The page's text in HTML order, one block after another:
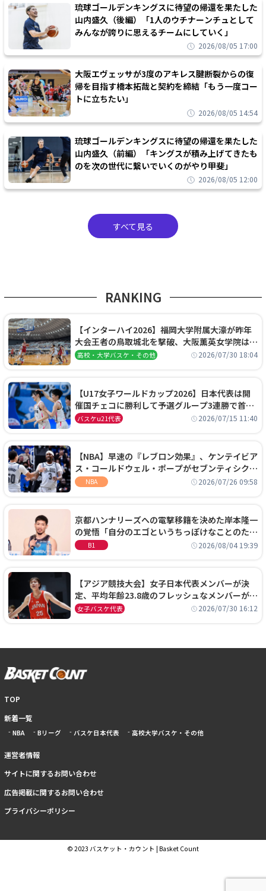
琉球ゴールデンキングスに待望の帰還を果たした
山内盛久（後編）「1人のウチナーンチュとして
みんなが誇りに思えるチームにしていく」
2026/08/05 17:00
大阪エヴェッサが3度のアキレス腱断裂からの復
帰を目指す橋本拓哉と契約を締結「もう一度コー
トに立ちたい」
2026/08/05 14:54
琉球ゴールデンキングスに待望の帰還を果たした
山内盛久（前編）「キングスが積み上げてきたも
のを次の世代に繋いでいくのがやり甲斐」
2026/08/05 12:00
すべて見る
RANKING
【インターハイ2026】福岡大学附属大濠が昨年
大会王者の鳥取城北を撃破、大阪薫英女学院は岐
阜女子に完勝、大会3日目試合結果
高校・大学バスケ・その他 2026/07/30 18:04
【U17女子ワールドカップ2026】日本代表は開
催国チェコに勝利して予選グループ3連勝で首位
通過！準々決勝の相手はエジプトに決定
バスケu21代表 2026/07/15 11:40
【NBA】早速の『レブロン効果』、ケンテイビア
ス・コールドウェル・ポープがセブンティシクサ
ーズに1年契約で加入
NBA 2026/07/26 09:58
京都ハンナリーズへの電撃移籍を決めた岸本隆一
の覚悟「自分のエゴというちっぽけなことのため
に、京都に来たわけではない」
B1 2026/08/04 19:39
【アジア競技大会】女子日本代表メンバーが決
定、平均年齢23.8歳のフレッシュなメンバーが日
本開催の大舞台で頂点を狙う
女子バスケ代表 2026/07/30 16:12
TOP
新着一覧
NBA Bリーグ バスケ日本代表 高校大学バスケ・その他
運営者情報
サイトに関するお問い合わせ
広告掲載に関するお問い合わせ
プライバシーポリシー
© 2023 バスケット・カウント | Basket Count